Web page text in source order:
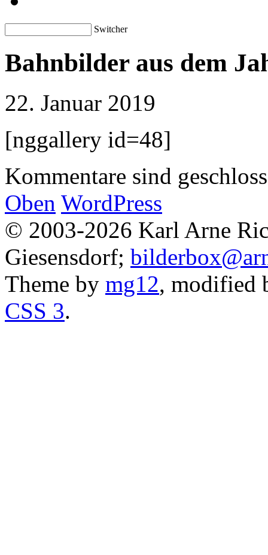
Switcher
Bahnbilder aus dem
22. Januar 2019
[nggallery id=48]
Kommentare sind
Oben WordPress
© 2003-2026 Karl Arne
Giesensdorf;
Theme by mg12, modified
CSS 3.